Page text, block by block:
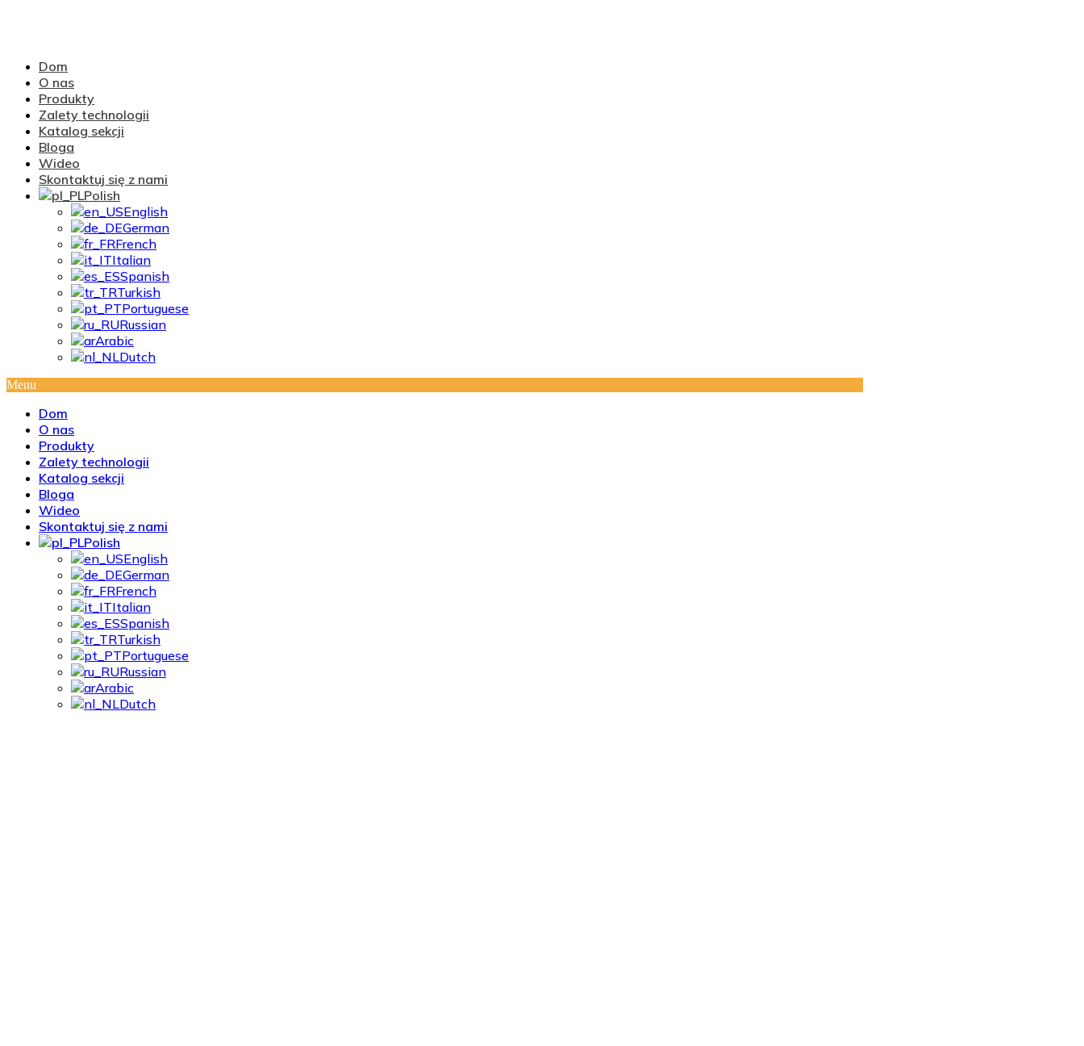
Dom
O nas
Produkty
Zalety technologii
Katalog sekcji
Bloga
Wideo
Skontaktuj się z nami
Polish
English
German
French
Italian
Spanish
Turkish
Portuguese
Russian
Arabic
Dutch
Menu
Dom
O nas
Produkty
Zalety technologii
Katalog sekcji
Bloga
Wideo
Skontaktuj się z nami
Polish
English
German
French
Italian
Spanish
Turkish
Portuguese
Russian
Arabic
Dutch